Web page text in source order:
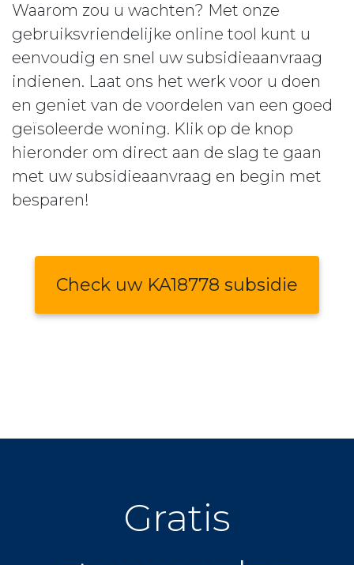
Waarom zou u wachten? Met onze
gebruiksvriendelijke online tool kunt u
eenvoudig en snel uw subsidieaanvraag
indienen. Laat ons het werk voor u doen
en geniet van de voordelen van een goed
geïsoleerde woning. Klik op de knop
hieronder om direct aan de slag te gaan
met uw subsidieaanvraag en begin met
besparen!
Check uw KA18778 subsidie
Gratis